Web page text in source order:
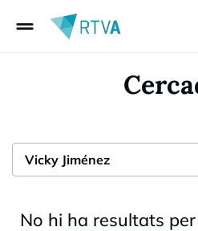
drag_handle
No hi ha resultats per